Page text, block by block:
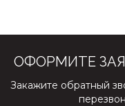
ОФОРМИТЕ
Закажите обратный